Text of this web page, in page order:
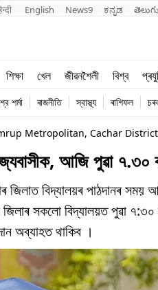
English News9 ಕನ್ನಡ తెలుగు
শিক্ষা খেল জীৱনশৈলী বিশ্ব
খেল
শৰ্মা ৰাজনীতি স্বাস্থ্য ৰাশিফল
Metropolitan, Cachar
আজি পুৱা ৭.৩০
বিদ্যালয়ৰ পাঠদানৰ সময়
সকলো বিদ্যালয়ত পুৱা
অব্যাহত থাকিব ।